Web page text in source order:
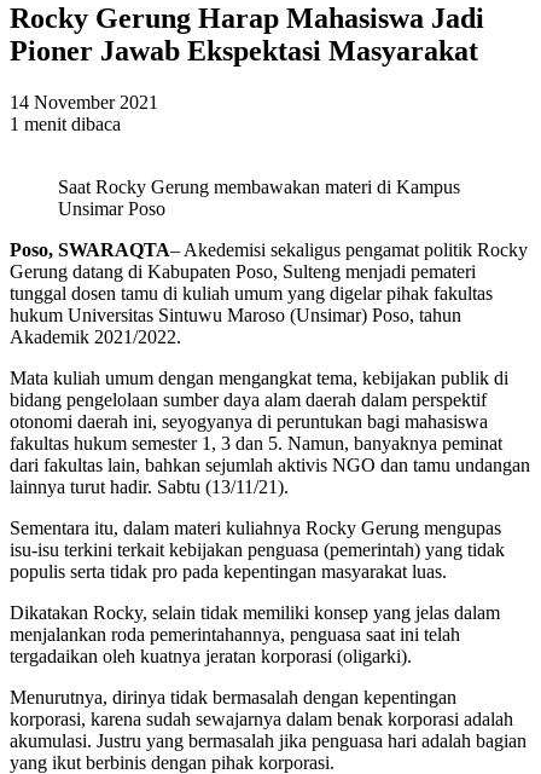
Rocky Gerung Harap Mahasiswa Jadi
Pioner Jawab Ekspektasi Masyarakat
14 November 2021
1 menit dibaca
Saat Rocky Gerung membawakan materi di Kampus
Unsimar Poso
Poso, SWARAQTA– Akedemisi sekaligus pengamat politik Rocky
Gerung datang di Kabupaten Poso, Sulteng menjadi pemateri
tunggal dosen tamu di kuliah umum yang digelar pihak fakultas
hukum Universitas Sintuwu Maroso (Unsimar) Poso, tahun
Akademik 2021/2022.
Mata kuliah umum dengan mengangkat tema, kebijakan publik di
bidang pengelolaan sumber daya alam daerah dalam perspektif
otonomi daerah ini, seyogyanya di peruntukan bagi mahasiswa
fakultas hukum semester 1, 3 dan 5. Namun, banyaknya peminat
dari fakultas lain, bahkan sejumlah aktivis NGO dan tamu undangan
lainnya turut hadir. Sabtu (13/11/21).
Sementara itu, dalam materi kuliahnya Rocky Gerung mengupas
isu-isu terkini terkait kebijakan penguasa (pemerintah) yang tidak
populis serta tidak pro pada kepentingan masyarakat luas.
Dikatakan Rocky, selain tidak memiliki konsep yang jelas dalam
menjalankan roda pemerintahannya, penguasa saat ini telah
tergadaikan oleh kuatnya jeratan korporasi (oligarki).
Menurutnya, dirinya tidak bermasalah dengan kepentingan
korporasi, karena sudah sewajarnya dalam benak korporasi adalah
akumulasi. Justru yang bermasalah jika penguasa hari adalah bagian
yang ikut berbinis dengan pihak korporasi.